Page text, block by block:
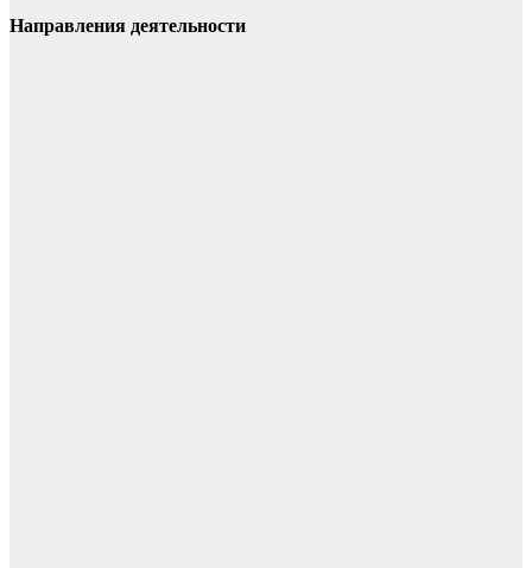
Направления деятельности